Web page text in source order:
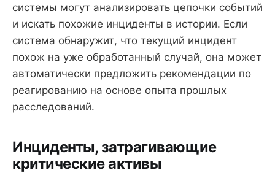
системы могут анализировать цепочки событий
и искать похожие инциденты в истории. Если
система обнаружит, что текущий инцидент
похож на уже обработанный случай, она может
автоматически предложить рекомендации по
реагированию на основе опыта прошлых
расследований.
Инциденты, затрагивающие
критические активы